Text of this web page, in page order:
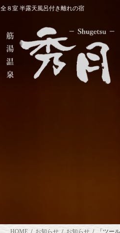
全８室 半露天風呂付き離れの宿
HOME お知らせ お知らせ 「ツー